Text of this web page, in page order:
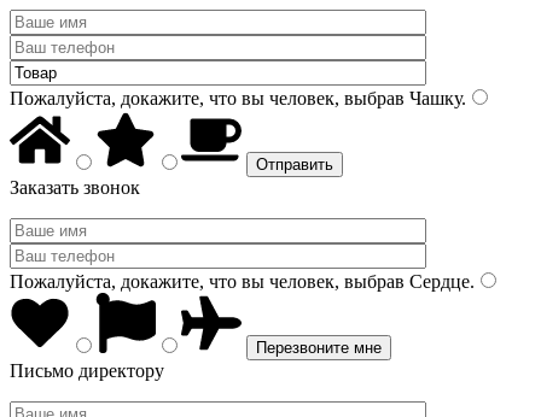
Пожалуйста, докажите, что вы человек, выбрав Чашку.
Заказать звонок
Пожалуйста, докажите, что вы человек, выбрав Сердце.
Письмо директору